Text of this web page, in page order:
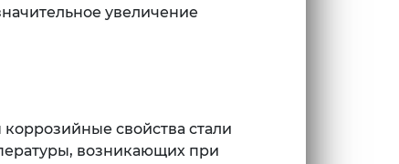
увеличение
свойства стали
возникающих при